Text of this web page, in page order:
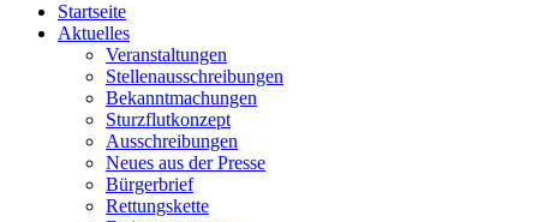
Startseite
Aktuelles
Veranstaltungen
Stellenausschreibungen
Bekanntmachungen
Sturzflutkonzept
Ausschreibungen
Neues aus der Presse
Bürgerbrief
Rettungskette